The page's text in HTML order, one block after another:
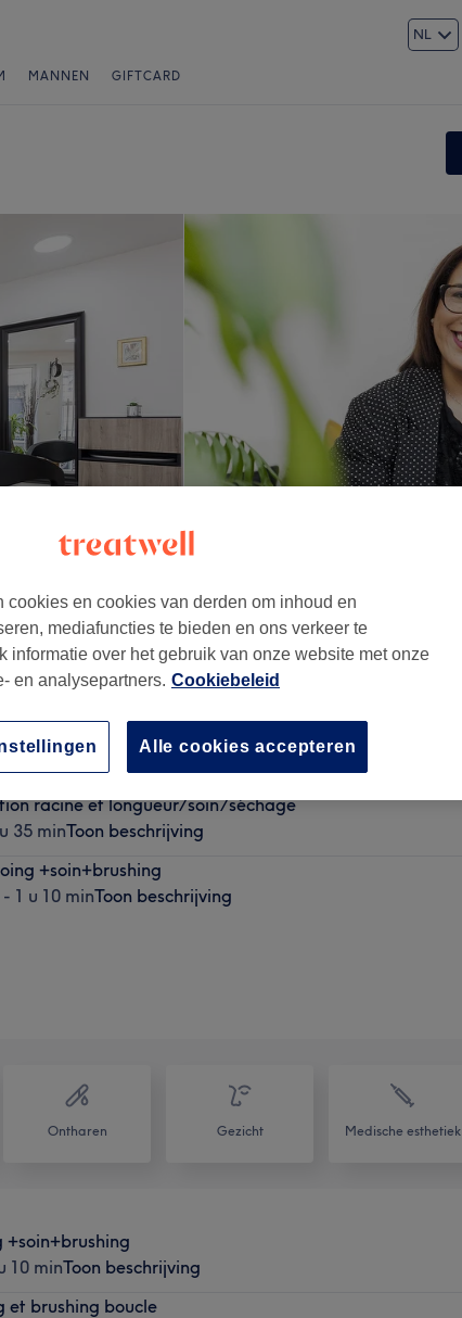
NL
MANNEN GIFTCARD
shampooing et séchage
racine et longueur/soin/séchage
35 minToon beschrijving
+soin+brushing
1 u 10 minToon beschrijving
Ontharen Gezicht Medische esthetiek
+soin+brushing
10 minToon beschrijving
et brushing boucle
cookies en cookies van derden om inhoud en
mediafuncties te bieden en ons verkeer te
informatie over het gebruik van onze website met onze
en analysepartners. Cookiebeleid
Alle cookies accepteren